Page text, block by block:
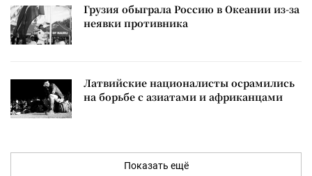
Грузия обыграла Россию в Океании из-за
неявки противника
Латвийские националисты осрамились
на борьбе с азиатами и африканцами
Показать ещё